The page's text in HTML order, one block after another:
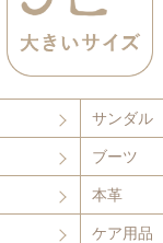
サンダル
ブーツ
本革
ケア用品